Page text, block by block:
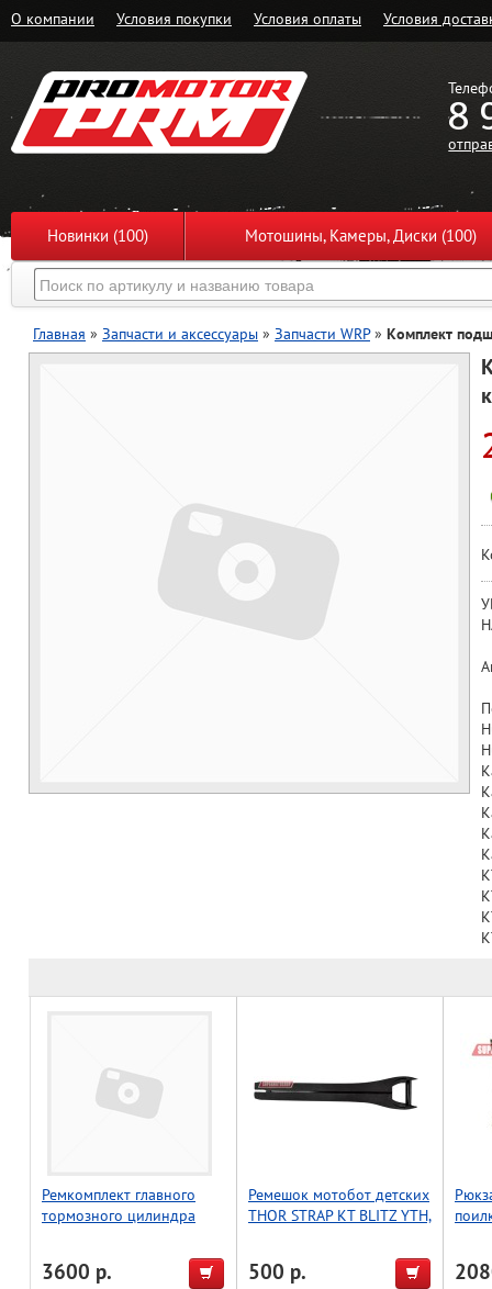
О компании Условия покупки Условия оплаты Условия
8
Новинки (100) Мотошины, Камеры, Диски (100)
Главная » Запчасти и аксессуары » Запчасти WRP» Комплект
Ремкомплект главного
тормозного цилиндра
03-23,WR250F 03-21 18-
1019
3600 р.
Ремешок мотобот детских
THOR STRAP KT BLITZ YTH,
500 р.